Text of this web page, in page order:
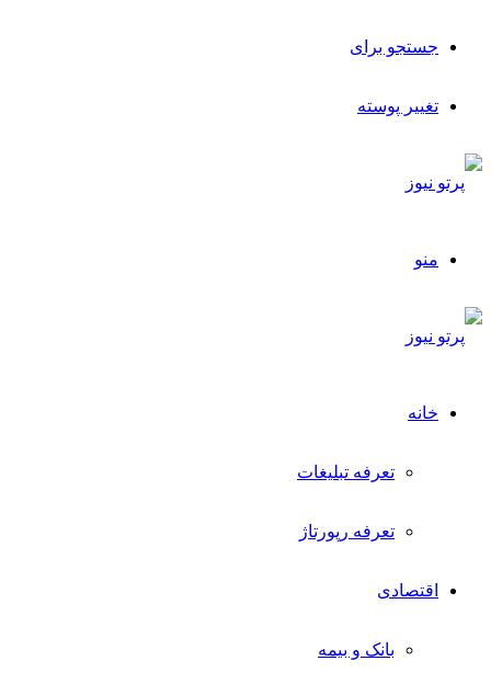
جستجو برای
تغییر پوسته
منو
خانه
تعرفه تبلیغات
تعرفه رپورتاژ
اقتصادی
بانک و بیمه